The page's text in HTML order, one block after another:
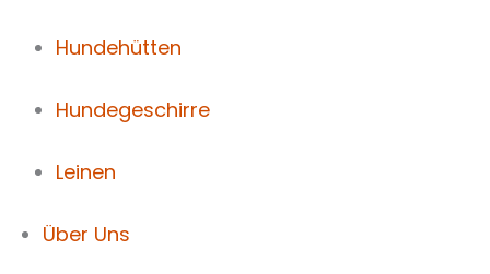
Hundehütten
Hundegeschirre
Leinen
Über Uns